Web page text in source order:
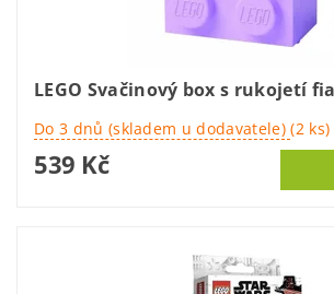
LEGO Svačinový box s rukojetí
Do 3 dnů (skladem u dodavatele)(2 ks)
539 Kč